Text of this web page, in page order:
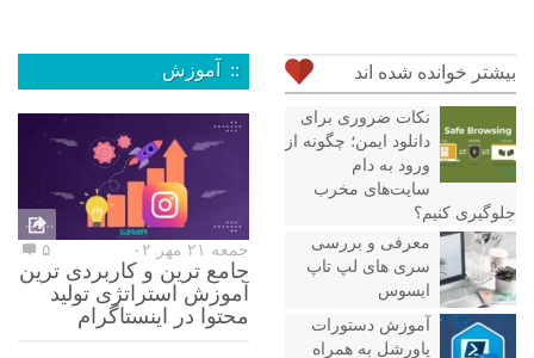
بیشتر خوانده شده اند
نکات ضروری برای
دانلود ایمن؛ چگونه از
ورود به دام
سایت‌های مخرب
جلوگیری کنیم؟
معرفی و بررسی
سری های لپ تاپ
ایسوس
آموزش دستورات
پاورشل به همراه
:: آموزش
جمعه ۲۱ مهر ۰۲ ۵
جامع ترین و کاربردی ترین
آموزش استراتژی تولید
محتوا در اینستاگرام